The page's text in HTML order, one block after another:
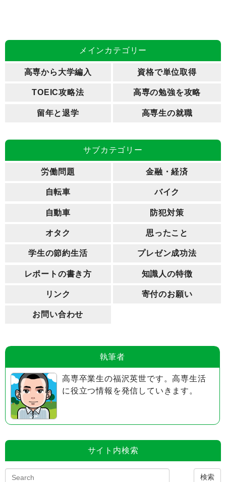
メインカテゴリー
高専から大学編入 資格で単位取得
TOEIC攻略法 高専の勉強を攻略
留年と退学 高専生の就職
サブカテゴリー
労働問題 金融・経済
自転車 バイク
自動車 防犯対策
オタク 思ったこと
学生の節約生活 プレゼン成功法
レポートの書き方 知識人の特徴
リンク 寄付のお願い
お問い合わせ
執筆者
高専卒業生の福沢英世です。高専生活
に役立つ情報を発信していきます。
サイト内検索
検索